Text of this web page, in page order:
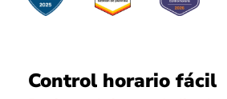
Control horario fácil